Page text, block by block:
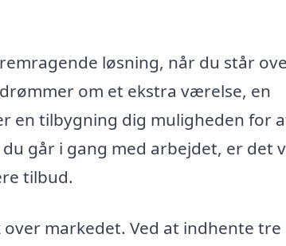
løsning, når du står
om et ekstra værelse, en
en tilbygning dig muligheden for
går i gang med arbejdet, er det
tilbud.
markedet. Ved at indhente tre